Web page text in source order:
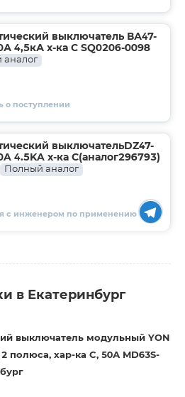
выключатель ВА47-
4,5кА х-ка С SQ0206-0098
аналог
о поступлении
выключательDZ47-
4.5KA х-ка C(аналог296793)
Полный аналог
с инженером по применению
в Екатеринбург
выключатель модульный YON
полюса, хар-ка C, 50А MD63S-